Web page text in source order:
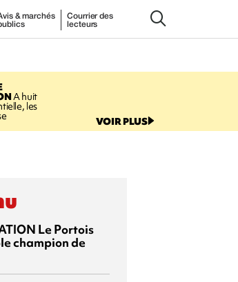
& marchés
Courrier des
lecteurs
A huit
les
VOIR PLUS
Le Portois
champion de